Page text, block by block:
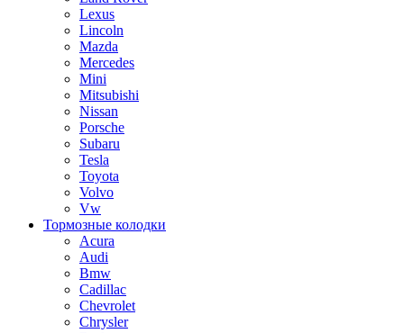
Lexus
Lincoln
Mazda
Mercedes
Mini
Mitsubishi
Nissan
Porsche
Subaru
Tesla
Toyota
Volvo
Vw
Тормозные колодки
Acura
Audi
Bmw
Cadillac
Chevrolet
Chrysler